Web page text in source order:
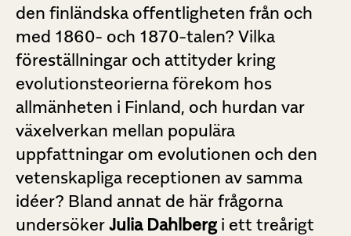
den finländska offentligheten från och
med 1860- och 1870-talen? Vilka
föreställningar och attityder kring
evolutionsteorierna förekom hos
allmänheten i Finland, och hurdan var
växelverkan mellan populära
uppfattningar om evolutionen och den
vetenskapliga receptionen av samma
idéer? Bland annat de här frågorna
undersökerJulia Dahlberg i ett treårigt